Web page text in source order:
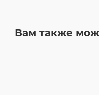
Вам также